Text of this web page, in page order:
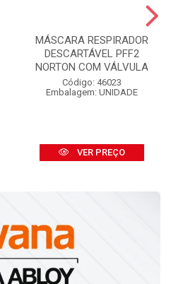
MÁSCARA RESPIRADOR
DESCARTÁVEL PFF2
NORTON COM VÁLVULA
Código: 46023
Embalagem: UNIDADE
VER PREÇO